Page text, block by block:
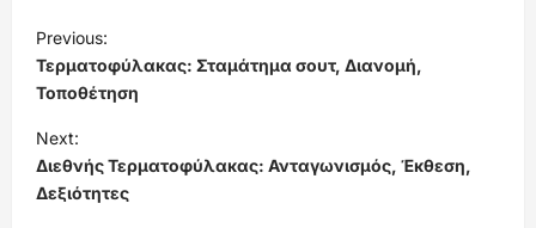
o
s
t
n
a
Previous:
Τερματοφύλακας: Σταμάτημα σουτ, Διανομή,
Τοποθέτηση
Next:
Διεθνής Τερματοφύλακας: Ανταγωνισμός, Έκθεση,
Δεξιότητες